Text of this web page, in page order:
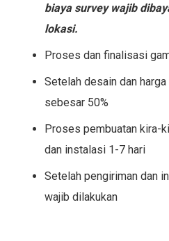
biaya survey wajib
lokasi.
Proses dan finalisasi
Setelah desain dan
sebesar 50%
Proses pembuatan kira-
dan instalasi 1-7 hari
Setelah pengiriman dan
wajib dilakukan